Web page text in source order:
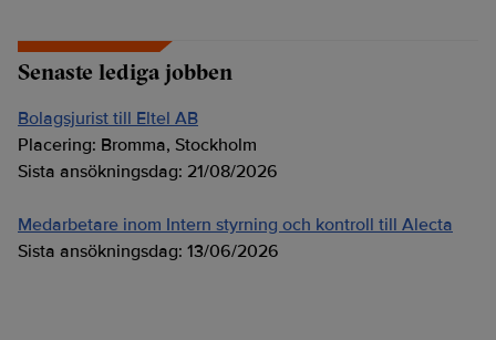
Senaste lediga jobben
Bolagsjurist till Eltel AB
Placering: Bromma, Stockholm
Sista ansökningsdag: 21/08/2026
Medarbetare inom Intern styrning och kontroll till Alecta
Sista ansökningsdag: 13/06/2026